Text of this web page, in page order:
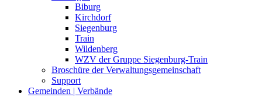
Biburg
Kirchdorf
Siegenburg
Train
Wildenberg
WZV der Gruppe Siegenburg-Train
Broschüre der Verwaltungsgemeinschaft
Support
Gemeinden | Verbände